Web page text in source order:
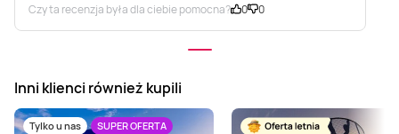
Czy ta recenzja była dla ciebie pomocna? 0 0
Inni klienci również kupili
Tylko u nas SUPER OFERTA